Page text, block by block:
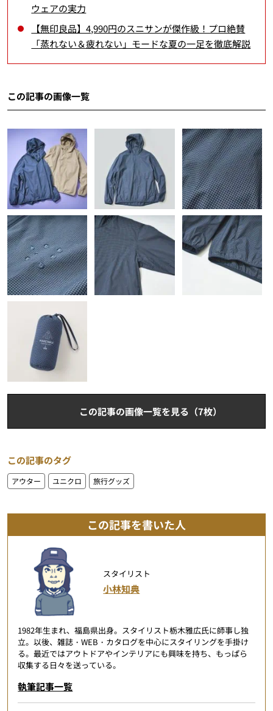
ウェアの実力
【無印良品】4,990円のスニサンが傑作級！プロ絶賛
「蒸れない＆疲れない」モードな夏の一足を徹底解説
この記事の画像一覧
この記事の画像一覧を見る（7枚）
この記事のタグ
アウター ユニクロ 旅行グッズ
この記事を書いた人
スタイリスト
小林知典
1982年生まれ、福島県出身。スタイリスト栃木雅広氏に師事し独
立。以後、雑誌・WEB・カタログを中心にスタイリングを手掛け
る。最近ではアウトドアやインテリアにも興味を持ち、もっぱら
収集する日々を送っている。
執筆記事一覧